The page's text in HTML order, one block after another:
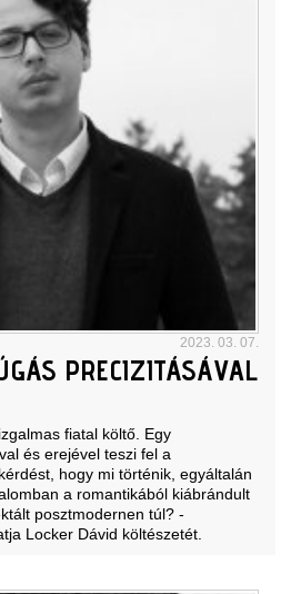
2023. 03. 07.
PRECIZITÁSÁVAL
fiatal költő. Egy
és erejével teszi fel a
hogy mi történik, egyáltalán
a romantikából kiábrándult
posztmodernen túl? -
Locker Dávid költészetét.